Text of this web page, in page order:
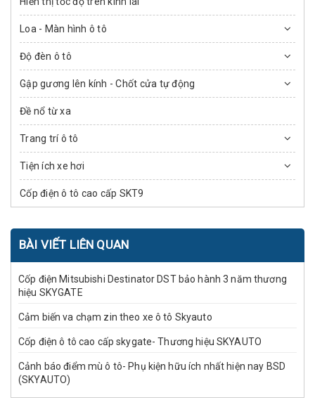
Loa - Màn hình ô tô
Độ đèn ô tô
Gập gương lên kính - Chốt cửa tự động
Đề nổ từ xa
Trang trí ô tô
Tiện ích xe hơi
Cốp điện ô tô cao cấp SKT9
BÀI VIẾT LIÊN QUAN
Cốp điện Mitsubishi Destinator DST bảo hành 3 năm thương
hiệu SKYGATE
Cảm biến va chạm zin theo xe ô tô Skyauto
Cốp điện ô tô cao cấp skygate- Thương hiệu SKYAUTO
Cảnh báo điểm mù ô tô- Phụ kiện hữu ích nhất hiện nay BSD
(SKYAUTO)